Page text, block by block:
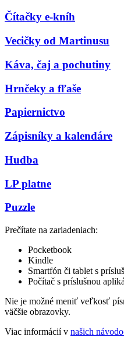
Čítačky e-kníh
Vecičky od Martinusu
Káva, čaj a pochutiny
Hrnčeky a fľaše
Papiernictvo
Zápisníky a kalendáre
Hudba
LP platne
Puzzle
Prečítate na zariadeniach:
Pocketbook
Kindle
Smartfón či tablet s
Počítač s príslušnou
Nie je možné meniť veľkosť
väčšie obrazovky.
Viac informácií v našich